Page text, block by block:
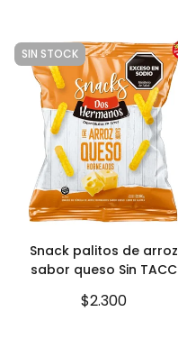
SIN STOCK
Snack palitos de arroz
sabor queso Sin TACC
$2.300